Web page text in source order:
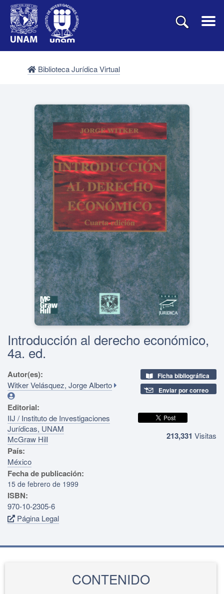
Biblioteca Jurídica Virtual
Introducción al derecho económico,
4a. ed.
Autor(es):
Witker Velásquez, Jorge Alberto
Editorial:
IIJ / Instituto de Investigaciones
Jurídicas, UNAM
McGraw Hill
País:
México
Fecha de publicación:
15 de febrero de 1999
ISBN:
970-10-2305-6
Página Legal
Ficha bibliográfica
Enviar por correo
213,331 Visitas
CONTENIDO